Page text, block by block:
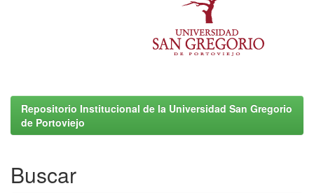
Repositorio Institucional de la Universidad San Gregorio
de Portoviejo
Buscar